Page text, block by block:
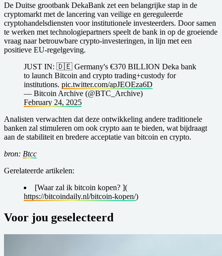
De Duitse grootbank DekaBank zet een belangrijke stap in de
cryptomarkt met de lancering van veilige en gereguleerde
cryptohandelsdiensten voor institutionele investeerders. Door samen
te werken met technologiepartners speelt de bank in op de groeiende
vraag naar betrouwbare crypto-investeringen, in lijn met een
positieve EU-regelgeving.
JUST IN: 🇩🇪 Germany's €370 BILLION Deka bank
to launch Bitcoin and crypto trading+custody for
institutions. pic.twitter.com/apJEOEza6D
— Bitcoin Archive (@BTC_Archive)
February 24, 2025
Analisten verwachten dat deze ontwikkeling andere traditionele
banken zal stimuleren om ook crypto aan te bieden, wat bijdraagt
aan de stabiliteit en bredere acceptatie van bitcoin en crypto.
bron: Btcc
Gerelateerde artikelen:
[Waar zal ik bitcoin kopen? ](
https://bitcoindaily.nl/bitcoin-kopen/)
Voor jou geselecteerd